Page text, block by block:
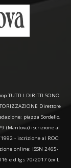
TUTTI I DIRITTI SONO
Direttore
piazza Sordello,
(Mantova) iscrizione al
- iscrizione al ROC:
online: ISSN 2465-
e d.lgs 70/2017 (ex L.